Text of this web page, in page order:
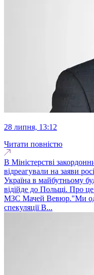
28 липня, 13:12
Читати повністю
В Міністерстві
відреагували на заяви
Україна в майбутньому
відійде до Польщі. Про
МЗС Мачей Вевюр."Ми
спекуляції В...